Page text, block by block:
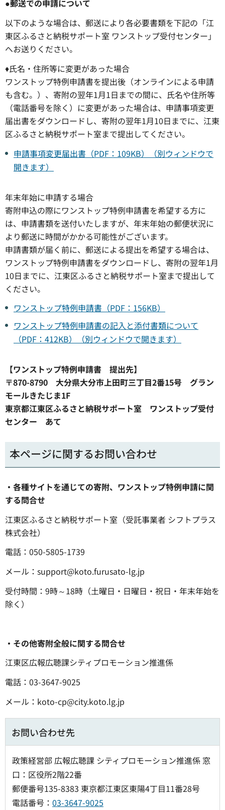
●郵送での申請について
以下のような場合は、郵送により各必要書類を下記の「江
東区ふるさと納税サポート室 ワンストップ受付センター」
へお送りください。
♦氏名・住所等に変更があった場合
ワンストップ特例申請書を提出後（オンラインによる申請
も含む。）、寄附の翌年1月1日までの間に、氏名や住所等
（電話番号を除く）に変更があった場合は、申請事項変更
届出書をダウンロードし、寄附の翌年1月10日までに、江東
区ふるさと納税サポート室まで提出してください。
申請事項変更届出書（PDF：109KB）（別ウィンドウで
開きます）
年末年始に申請する場合
寄附申込の際にワンストップ特例申請書を希望する方に
は、申請書類を送付いたしますが、年末年始の郵便状況に
より郵送に時間がかかる可能性がございます。
申請書類が届く前に、郵送による提出を希望する場合は、
ワンストップ特例申請書をダウンロードし、寄附の翌年1月
10日までに、江東区ふるさと納税サポート室まで提出して
ください。
ワンストップ特例申請書（PDF：156KB）
ワンストップ特例申請書の記入と添付書類について
（PDF：412KB）（別ウィンドウで開きます）
【ワンストップ特例申請書 提出先】
〒870-8790 大分県大分市上田町三丁目2番15号 グラン
モールきたじま1F
東京都江東区ふるさと納税サポート室 ワンストップ受付
センター あて
本ページに関するお問い合わせ
・各種サイトを通じての寄附、ワンストップ特例申請に関
する問合せ
江東区ふるさと納税サポート室（受託事業者 シフトプラス
株式会社）
電話：050-5805-1739
メール：support@koto.furusato-lg.jp
受付時間：9時～18時（土曜日・日曜日・祝日・年末年始を
除く）
・その他寄附全般に関する問合せ
江東区広報広聴課シティプロモーション推進係
電話：03-3647-9025
メール：koto-cp@city.koto.lg.jp
お問い合わせ先
政策経営部 広報広聴課 シティプロモーション推進係 窓
口：区役所2階22番
郵便番号135-8383 東京都江東区東陽4丁目11番28号
電話番号： 03-3647-9025